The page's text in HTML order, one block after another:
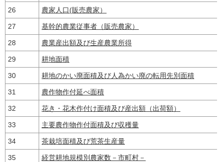
26 農家人口(販売農家）
27 基幹的農業従事者（販売農家）
28 農業産出額及び生産農業所得
29 耕地面積
30 耕地のかい廃面積及び人為かい廃の転用先別面積
31 農作物作付延べ面積
32 花き・花木作付け面積及び産出額（出荷額）
33 主要農作物作付面積及び収穫量
34 茶栽培面積及び荒茶生産量
35 経営耕地規模別農家数－市町村－